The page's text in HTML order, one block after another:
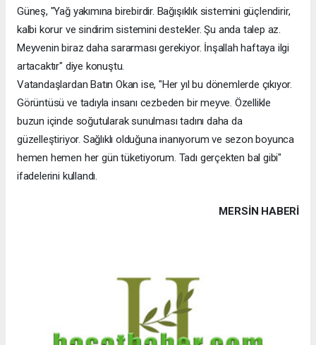
Güneş, "Yağ yakımına birebirdir. Bağışıklık sistemini güçlendirir,
kalbi korur ve sindirim sistemini destekler. Şu anda talep az.
Meyvenin biraz daha sararması gerekiyor. İnşallah haftaya ilgi
artacaktır" diye konuştu.
Vatandaşlardan Batın Okan ise, "Her yıl bu dönemlerde çıkıyor.
Görüntüsü ve tadıyla insanı cezbeden bir meyve. Özellikle
buzun içinde soğutularak sunulması tadını daha da
güzelleştiriyor. Sağlıklı olduğuna inanıyorum ve sezon boyunca
hemen hemen her gün tüketiyorum. Tadı gerçekten bal gibi"
ifadelerini kullandı.
MERSIN HABERİ